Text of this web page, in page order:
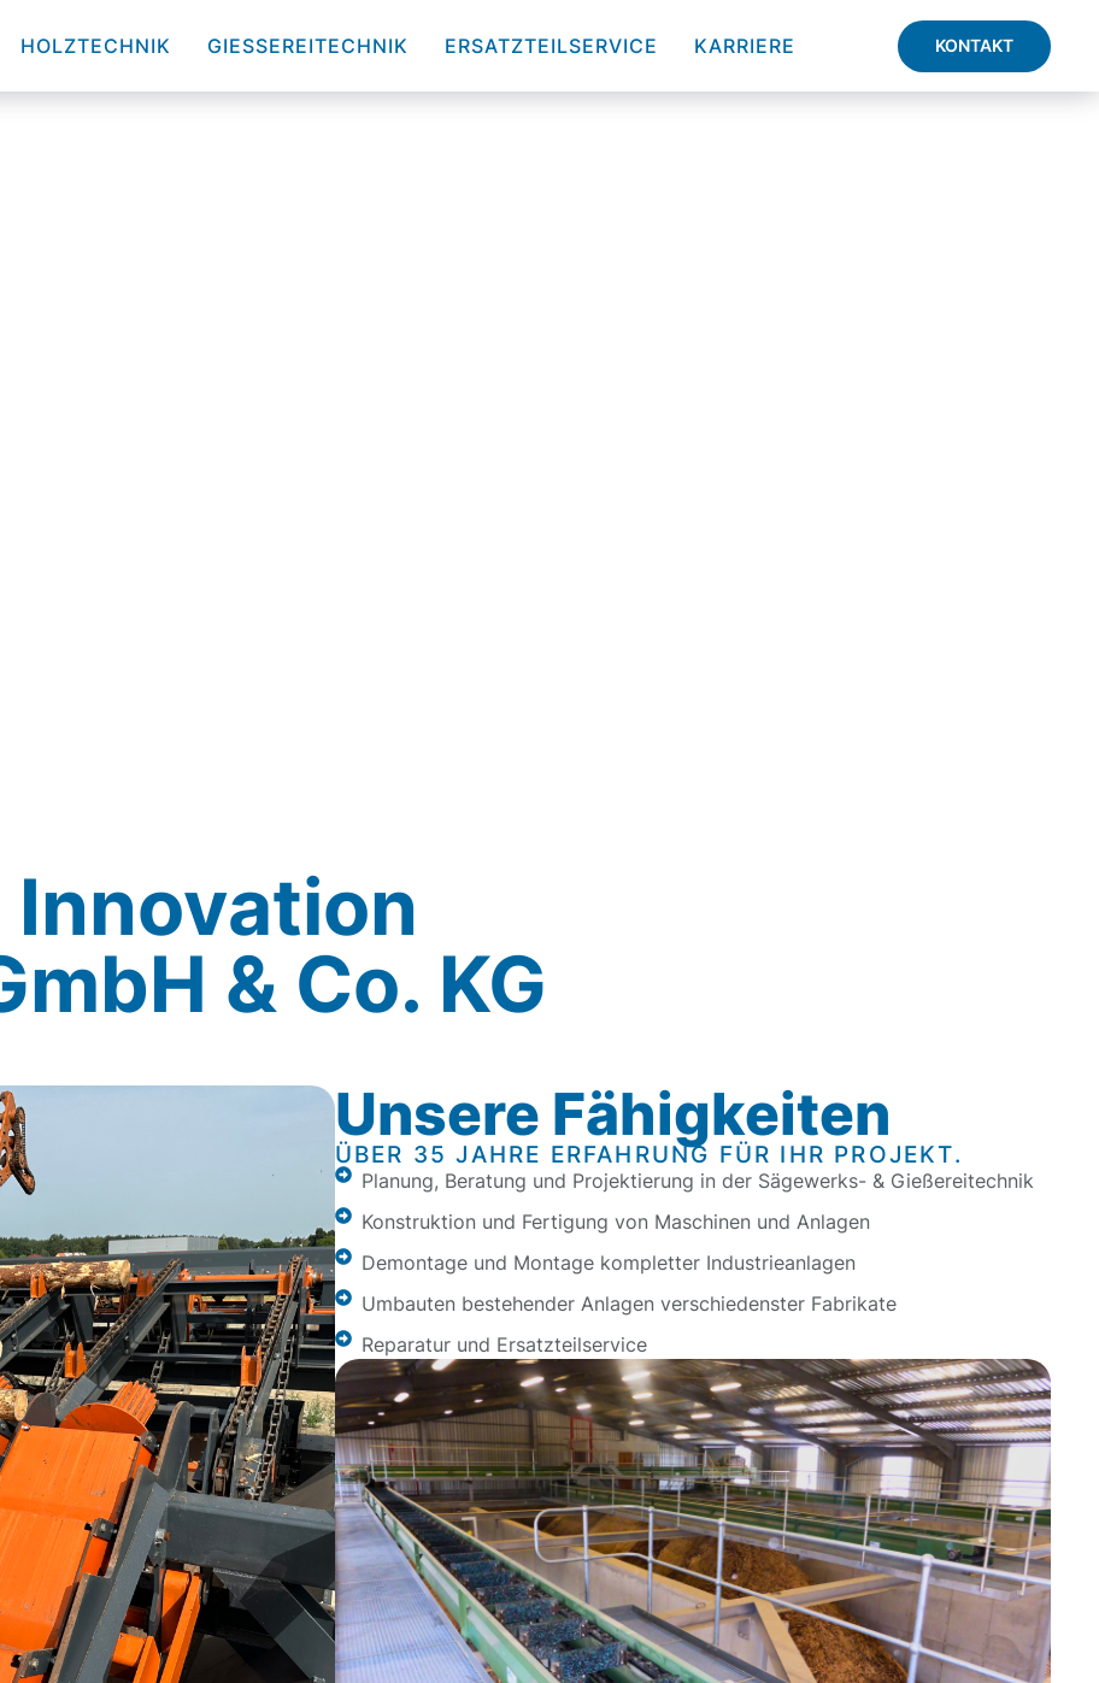
HOLZTECHNIK GIESSEREITECHNIK ERSATZTEILSERVICE KARRIERE KONTAKT
Innovation
& Co. KG
Unsere Fähigkeiten
ÜBER 35 JAHRE ERFAHRUNG FÜR IHR PROJEKT.
Planung, Beratung und Projektierung in der Sägewerks- & Gießereitechnik
Konstruktion und Fertigung von Maschinen und Anlagen
Demontage und Montage kompletter Industrieanlagen
Umbauten bestehender Anlagen verschiedenster Fabrikate
Reparatur und Ersatzteilservice